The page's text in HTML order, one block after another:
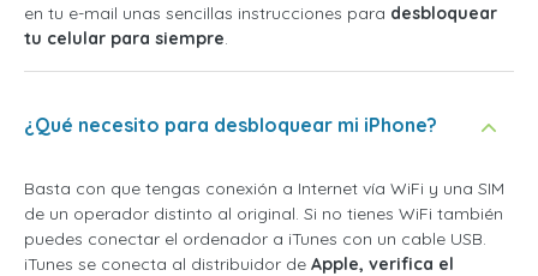
en tu e-mail unas sencillas instrucciones para desbloquear
tu celular para siempre.
¿Qué necesito para desbloquear mi iPhone?
Basta con que tengas conexión a Internet vía WiFi y una SIM
de un operador distinto al original. Si no tienes WiFi también
puedes conectar el ordenador a iTunes con un cable USB.
iTunes se conecta al distribuidor de Apple, verifica el